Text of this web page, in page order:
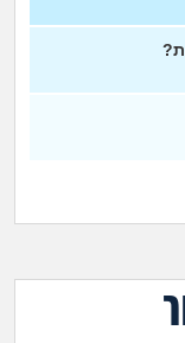
וקריירה
עליי
על הגוף